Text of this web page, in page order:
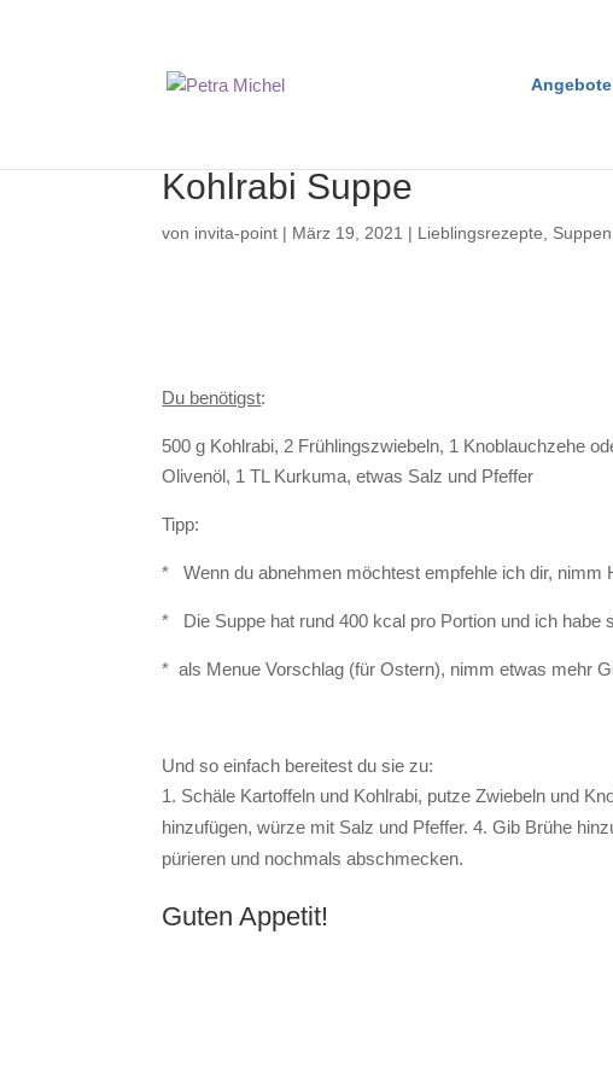
Angebote
Kohlrabi Suppe
von invita-point | März 19, 2021 | Lieblingsrezepte Suppen
Du benötigst:
500 g Kohlrabi, 2 Frühlingszwiebeln, 1 Knoblauchzehe
Olivenöl, 1 TL Kurkuma, etwas Salz und Pfeffer
Tipp:
* Wenn du abnehmen möchtest
* Die Suppe hat rund 400 kcal pro Portion und ich
* als Menue Vorschlag (für Ostern), nimm etwas mehr
Und so einfach bereitest du sie zu:
Schäle Kartoffeln und Kohlrabi, putze Zwiebeln und
hinzufügen, würze mit Salz und Pfeffer. 4. Gib Brühe
pürieren und nochmals abschmecken.
Guten Appetit!